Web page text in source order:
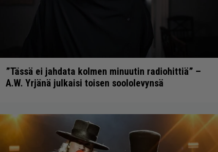
”Tässä ei jahdata kolmen minuutin radiohittiä” –
A.W. Yrjänä julkaisi toisen soololevynsä